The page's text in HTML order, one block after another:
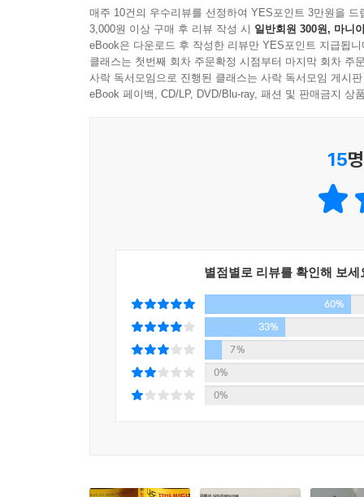
위반내용과 위반면적, 예상 이행강제금을 확인해
전기계량기 개수를 확인한 후 건축물대장을 발급
대 수가 일치하는지 확인한다. 건축물대장에 위반
물로 간주될 수 있다. 위반건축물이 된 후 양성화
축허가를 받은 후 사용하는 것이 좋다. 위반건축
한 유명가수가 건물을 매입하면서 건물의 상가
없는 분쟁이 계속 생기는 것일까? 임대인과 임
금보다 더 많은 돈을 못 받게 생겼으니 가만 있을
을 예방하고 나쁜 임대인이 되는 것을 피할 수 있
로 상권의 입지에 대한 프리미엄이라 볼 수 있다.
임대료를 높이는 또 다른 방법은 임대료가 높은
료가 높은 경향이 있다. 이 업종의 임차인이 들
후 동일한 수준의 임대료를 내는 임차인을 빨리
주인이 될 수 있다. 꼬마 빌딩 투자를 위한 기본 지
추천사
저자를 알고 지낸 10년 동안 항상 한결같이 성
읽고 나면 마치 물 흘러가듯이 자연스럽게 꼬마
아파트와 달리 꼬마 빌딩은 세금부터 건축법까
공부하는 독자들도 쉽게 이해할 수 있도록 깊이
부동산중개업을 하는 공인중개사들에게도 도움
전범진_변호사
매주 10건의 우수리뷰를 선정하여 YES포인트 3만원을 드
3,000원 이상 구매 후 리뷰 작성 시 일반회원 300원, 마니
eBook은 다운로드 후 작성한 리뷰만 YES포인트 지급됩니
클래스는 첫번째 회차 주문확정 시점부터 마지막 회차 주
사락 독서모임으로 진행된 클래스는 사락 독서모임 게시
eBook 페이백, CD/LP, DVD/Blu-ray, 패션 및 판매금지 상
15
별점별로 리뷰를 확인해 보세
60%
33%
7%
0%
0%